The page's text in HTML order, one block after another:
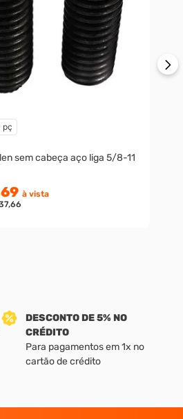
pç
sem cabeça aço liga 5/8-11
à vista
DESCONTO DE 5% NO
CRÉDITO
Para pagamentos em 1x no
cartão de crédito